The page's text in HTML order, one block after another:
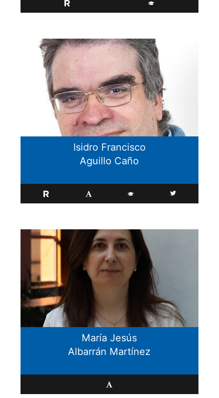
Isidro Francisco
Aguillo Caño
María Jesús
Albarrán Martínez